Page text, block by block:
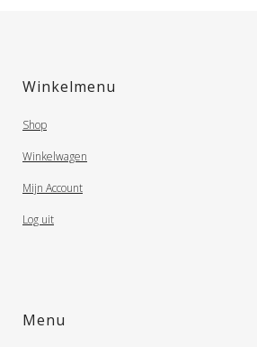
Winkelmenu
Shop
Winkelwagen
Mijn Account
Log uit
Menu